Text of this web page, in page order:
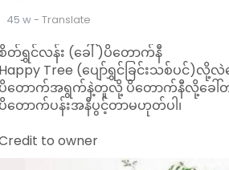
45 w- Translate
တ်ရွှင်လန်း (ခေါ် )ပိတောက်နီ
Tree (ပျော်ရွှင်ခြင်းသစ်ပင်)လို့လဲ
တောက်အရွက်နဲ့တူလို့ ပိတောက်နီလို့ခေါ်တ
တောက်ပန်းအနီပွင့်တာမဟုတ်ပါ၊
to owner